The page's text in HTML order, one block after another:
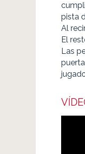
pista
Al
El
Las